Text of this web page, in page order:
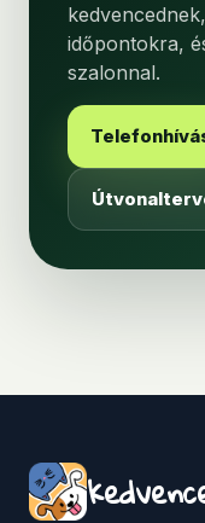
időpontokra,
szalonnal.